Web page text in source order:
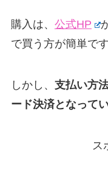
購入は、 公式HP
で買う方が簡単です
しかし、 支払い方
ード決済となって
ス